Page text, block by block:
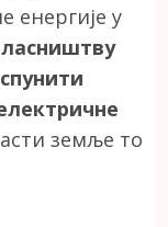
енергије у
земље то